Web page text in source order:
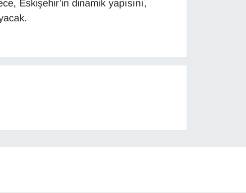
Eskişehir’in dinamik yapısını,